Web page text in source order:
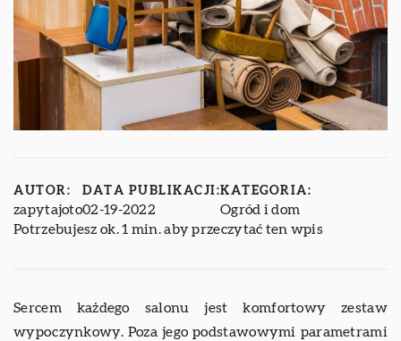
AUTOR:
zapytajoto
DATA PUBLIKACJI:
02-19-2022
KATEGORIA:
Ogród i dom
Potrzebujesz ok. 1 min. aby przeczytać ten wpis
Sercem każdego salonu jest komfortowy zestaw
wypoczynkowy. Poza jego podstawowymi parametrami